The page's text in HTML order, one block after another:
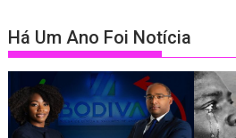
Há Um Ano Foi Notícia